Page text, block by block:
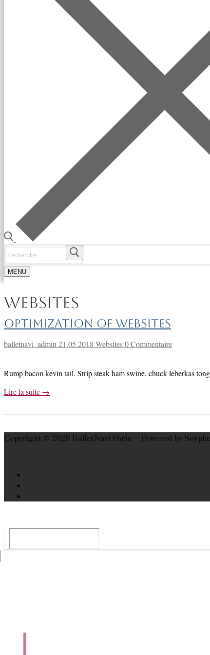
Rechercher
MENU
Websites
Optimization of Websites
balletnavi_admin21.05.2018 Websites0 Commentaire
Rump bacon kevin tail. Strip steak ham swine, chuck leberkas
Lire la suite →
Copyright © 2026 BalletNavi Paris – Powered by